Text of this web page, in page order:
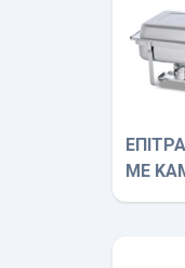
ΜΕ
DISHES